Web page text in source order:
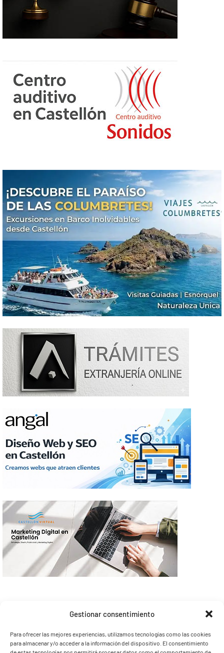
Gestionar consentimiento
Para ofrecer las mejores experiencias, utilizamos tecnologías como las cookies
para almacenar y/o acceder a la información del dispositivo. El consentimiento